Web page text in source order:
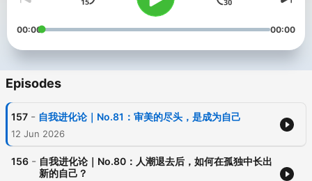
00:00 00:00
Episodes
157 - 自我进化论｜No.81：审美的尽头，是成为自己
12 Jun 2026
156 - 自我进化论｜No.80：人潮退去后，如何在孤独中长出
新的自己？